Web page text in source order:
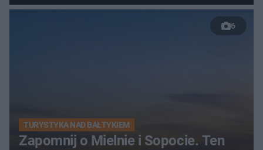
6
TURYSTYKA NAD BAŁTYKIEM
Zapomnij o Mielnie i Sopocie. Ten